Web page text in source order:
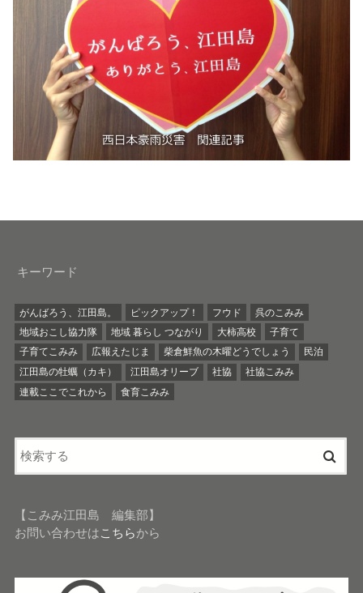
キーワード
がんばろう、江田島。 ピックアップ！ フウド
呉のこみみ
地域おこし協力隊
地域 暮らし つながり 大柿高校
子育て
子育てこみみ
広報えたじま 柴倉鮮魚の木曜どうでしょう
民泊
江田島の牡蠣（カキ）
江田島オリーブ 社協
社協こみみ
連載ここでこれから
食育こみみ
【こみみ江田島 編集部】
お問い合わせはこちらから